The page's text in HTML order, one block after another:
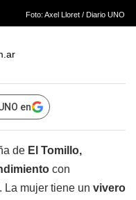
Foto: Axel Lloret / Diario UNO
en
de El Tomillo,
con
. La mujer tiene un vivero